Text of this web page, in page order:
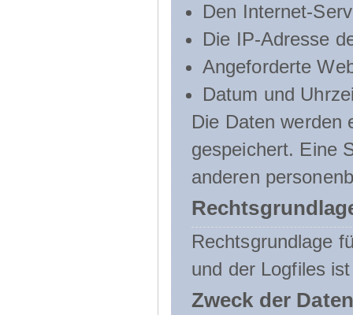
Den Internet-
Die IP-Adresse
Angeforderte
Datum und
Die Daten werden
gespeichert. Eine
anderen
Rechtsgrundlage
und der Logfiles
Zweck der